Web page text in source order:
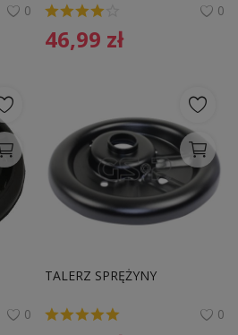
0
0
46,99 zł
0
TALERZ SPRĘŻYNY
0